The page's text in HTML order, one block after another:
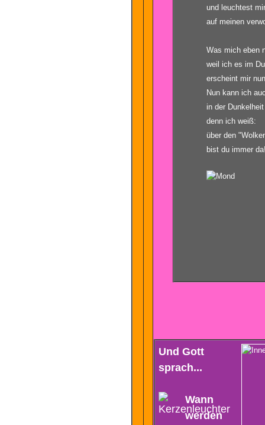
und leuchtest mir
auf meinen
Was mich eben
weil ich es im
erscheint mir
Nun kann ich
in der Dunkelheit
denn ich weiß:
über den
bist du immer
Und Gott
sprach...
Wann
werden